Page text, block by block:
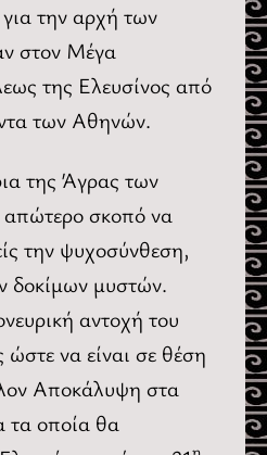
την αρχή των
στον Μέγα
της Ελευσίνος από
των Αθηνών.
της Άγρας των
σκοπό να
την ψυχοσύνθεση,
δοκίμων μυστών.
αντοχή του
να είναι σε θέση
Αποκάλυψη στα
οποία θα